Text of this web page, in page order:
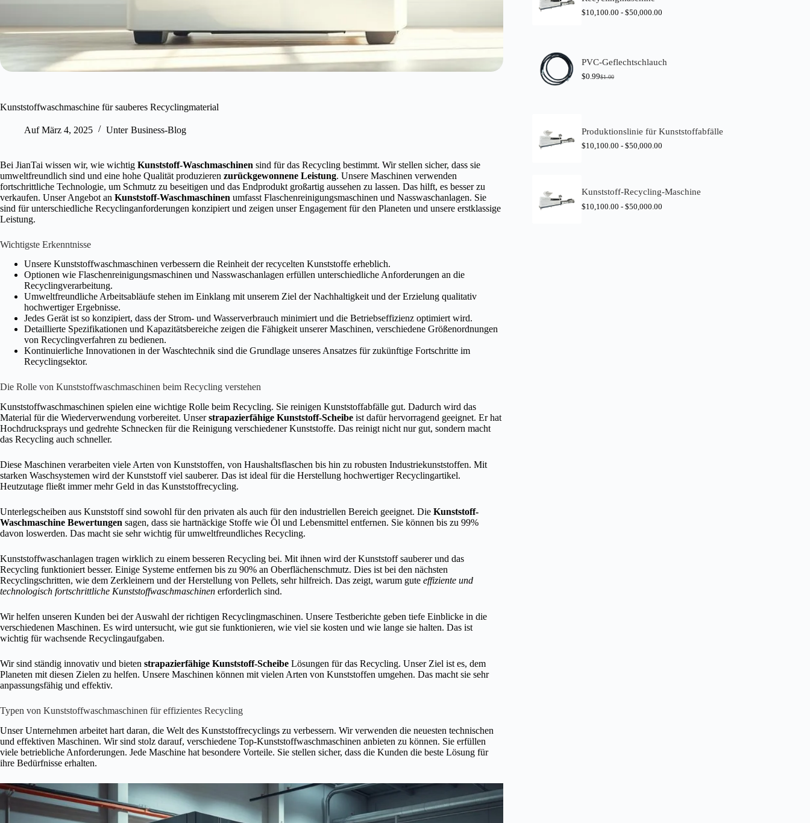
Kunststoffwaschmaschine für sauberes Recyclingmaterial
Auf März 4, 2025 Unter Business-Blog
Bei JianTai wissen wir, wie wichtig Kunststoff-Waschmaschinen sind für das Recycling bestimmt. Wir stellen sicher, dass sie
umweltfreundlich sind und eine hohe Qualität produzieren zurückgewonnene Leistung. Unsere Maschinen verwenden
fortschrittliche Technologie, um Schmutz zu beseitigen und das Endprodukt großartig aussehen zu lassen. Das hilft, es besser zu
verkaufen. Unser Angebot an Kunststoff-Waschmaschinen umfasst Flaschenreinigungsmaschinen und Nasswaschanlagen. Sie
sind für unterschiedliche Recyclinganforderungen konzipiert und zeigen unser Engagement für den Planeten und unsere erstklassige
Leistung.
Wichtigste Erkenntnisse
Unsere Kunststoffwaschmaschinen verbessern die Reinheit der recycelten Kunststoffe erheblich.
Optionen wie Flaschenreinigungsmaschinen und Nasswaschanlagen erfüllen unterschiedliche Anforderungen an die
Recyclingverarbeitung.
Umweltfreundliche Arbeitsabläufe stehen im Einklang mit unserem Ziel der Nachhaltigkeit und der Erzielung qualitativ
hochwertiger Ergebnisse.
Jedes Gerät ist so konzipiert, dass der Strom- und Wasserverbrauch minimiert und die Betriebseffizienz optimiert wird.
Detaillierte Spezifikationen und Kapazitätsbereiche zeigen die Fähigkeit unserer Maschinen, verschiedene Größenordnungen
von Recyclingverfahren zu bedienen.
Kontinuierliche Innovationen in der Waschtechnik sind die Grundlage unseres Ansatzes für zukünftige Fortschritte im
Recyclingsektor.
Die Rolle von Kunststoffwaschmaschinen beim Recycling verstehen
Kunststoffwaschmaschinen spielen eine wichtige Rolle beim Recycling. Sie reinigen Kunststoffabfälle gut. Dadurch wird das
Material für die Wiederverwendung vorbereitet. Unserstrapazierfähige Kunststoff-Scheibe ist dafür hervorragend geeignet. Er hat
Hochdrucksprays und gedrehte Schnecken für die Reinigung verschiedener Kunststoffe. Das reinigt nicht nur gut, sondern macht
das Recycling auch schneller.
Diese Maschinen verarbeiten viele Arten von Kunststoffen, von Haushaltsflaschen bis hin zu robusten Industriekunststoffen. Mit
starken Waschsystemen wird der Kunststoff viel sauberer. Das ist ideal für die Herstellung hochwertiger Recyclingartikel.
Heutzutage fließt immer mehr Geld in das Kunststoffrecycling.
Unterlegscheiben aus Kunststoff sind sowohl für den privaten als auch für den industriellen Bereich geeignet. Die Kunststoff-
Waschmaschine Bewertungen sagen, dass sie hartnäckige Stoffe wie Öl und Lebensmittel entfernen. Sie können bis zu 99%
davon loswerden. Das macht sie sehr wichtig für umweltfreundliches Recycling.
Kunststoffwaschanlagen tragen wirklich zu einem besseren Recycling bei. Mit ihnen wird der Kunststoff sauberer und das
Recycling funktioniert besser. Einige Systeme entfernen bis zu 90% an Oberflächenschmutz. Dies ist bei den nächsten
Recyclingschritten, wie dem Zerkleinern und der Herstellung von Pellets, sehr hilfreich. Das zeigt, warum gute effiziente und
technologisch fortschrittliche Kunststoffwaschmaschinen erforderlich sind.
Wir helfen unseren Kunden bei der Auswahl der richtigen Recyclingmaschinen. Unsere Testberichte geben tiefe Einblicke in die
verschiedenen Maschinen. Es wird untersucht, wie gut sie funktionieren, wie viel sie kosten und wie lange sie halten. Das ist
wichtig für wachsende Recyclingaufgaben.
Wir sind ständig innovativ und bieten strapazierfähige Kunststoff-Scheibe Lösungen für das Recycling. Unser Ziel ist es, dem
Planeten mit diesen Zielen zu helfen. Unsere Maschinen können mit vielen Arten von Kunststoffen umgehen. Das macht sie sehr
anpassungsfähig und effektiv.
Typen von Kunststoffwaschmaschinen für effizientes Recycling
Unser Unternehmen arbeitet hart daran, die Welt des Kunststoffrecyclings zu verbessern. Wir verwenden die neuesten technischen
und effektiven Maschinen. Wir sind stolz darauf, verschiedene Top-Kunststoffwaschmaschinen anbieten zu können. Sie erfüllen
viele betriebliche Anforderungen. Jede Maschine hat besondere Vorteile. Sie stellen sicher, dass die Kunden die beste Lösung für
ihre Bedürfnisse erhalten.
$10,100.00 - $50,000.00
PVC-Geflechtschlauch
$1.00
U
ü
g
e
r
$0.99A
l
e
i
s
Produktionslinie für Kunststoffabfälle
$10,100.00 - $50,000.00
Kunststoff-Recycling-Maschine
$10,100.00 - $50,000.00